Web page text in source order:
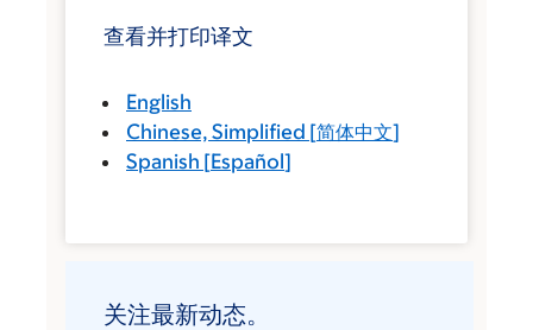
查看并打印译文
English
Chinese, Simplified [简体中文]
Spanish [Español]
关注最新动态。